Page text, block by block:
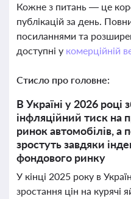
Кожне з питань — це
публікацій за день.
посиланнями та
доступні у комерційній
Стисло про головне:
В Україні у 2026 році
інфляційний тиск на
ринок автомобілів, а
зростуть завдяки
фондового ринку
У кінці 2025 року в
зростання цін на курячі